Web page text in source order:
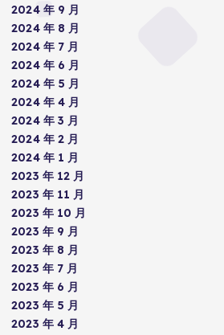
2024 年 9 月
2024 年 8 月
2024 年 7 月
2024 年 6 月
2024 年 5 月
2024 年 4 月
2024 年 3 月
2024 年 2 月
2024 年 1 月
2023 年 12 月
2023 年 11 月
2023 年 10 月
2023 年 9 月
2023 年 8 月
2023 年 7 月
2023 年 6 月
2023 年 5 月
2023 年 4 月